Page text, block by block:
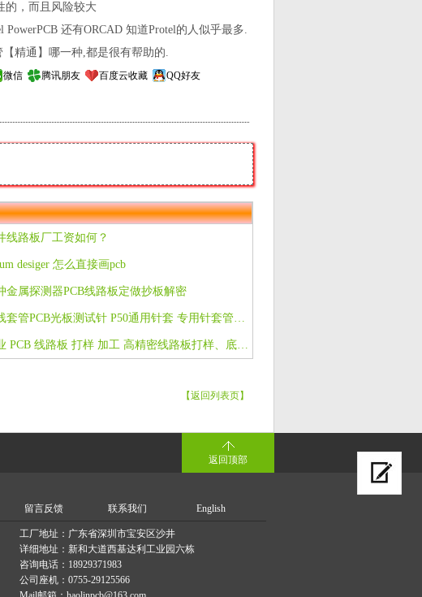
的，而且风险较大
还有ORCAD 知道Protel的人似乎最多.
精通】哪一种,都是很有帮助的.
微信 腾讯朋友 百度云收藏
QQ好友
线路板厂工资如何？
desiger 怎么直接画pcb
金属探测器PCB线路板定做抄板解密
带线套管PCB光板测试针 P50通用针套 专用针套管线 弹簧针套管
专业 PCB 线路板 打样 加工 高精密线路板打样、底价打样，品质好
【返回列表页】
返回顶部
留言反馈 联系我们 English
工厂地址：广东省深圳市宝安区沙井
详细地址：新和大道西基达利工业园六栋
咨询电话：18929371983
公司座机：0755-29125566